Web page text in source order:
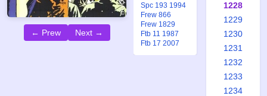
← Prew Next →
Spc 193 1994
Frew 866
Frew 1829
Ftb 11 1987
Ftb 17 2007
1228
1229
1230
1231
1232
1233
1234